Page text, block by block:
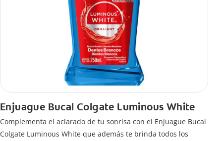
Enjuague Bucal Colgate Luminous White
Complementa el aclarado de tu sonrisa con el Enjuague Bucal
Colgate Luminous White que además te brinda todos los